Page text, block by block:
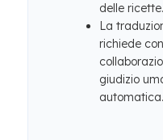
delle ricette.
La
richiede
giudizio
automatica.